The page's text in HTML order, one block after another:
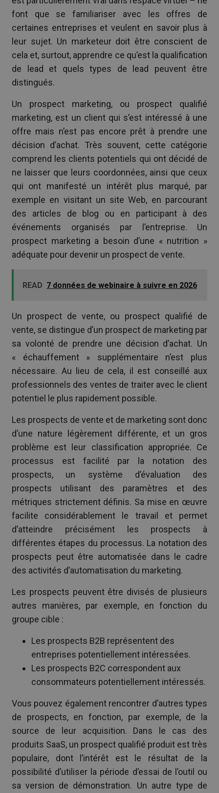
font que se familiariser avec les offres de
certaines entreprises et veulent en savoir plus à
leur sujet. Un marketeur doit être conscient de
cela et, surtout, apprendre ce qu’est la qualification
de lead et quels types de lead peuvent être
distingués.
Un prospect marketing, ou prospect qualifié
marketing, est un client qui s’est intéressé à une
offre mais n’est pas encore prêt à prendre une
décision d’achat. Très souvent, cette catégorie
comprend les clients potentiels qui ont décidé de
ne laisser que leurs coordonnées, ainsi que ceux
qui ont manifesté un intérêt plus marqué, par
exemple en visitant un site Web, en parcourant
des articles de blog ou en participant à des
événements organisés par l’entreprise. Un
prospect marketing a besoin d’une « nutrition »
adéquate pour devenir un prospect de vente.
READ 7 données de webinaire à suivre en 2026
Un prospect de vente, ou prospect qualifié de
vente, se distingue d’un prospect de marketing par
sa volonté de prendre une décision d’achat. Un
« échauffement » supplémentaire n’est plus
nécessaire. Au lieu de cela, il est conseillé aux
professionnels des ventes de traiter avec le client
potentiel le plus rapidement possible.
Les prospects de vente et de marketing sont donc
d’une nature légèrement différente, et un gros
problème est leur classification appropriée. Ce
processus est facilité par la notation des
prospects, un système d’évaluation des
prospects utilisant des paramètres et des
métriques strictement définis. Sa mise en œuvre
facilite considérablement le travail et permet
d’atteindre précisément les prospects à
différentes étapes du processus. La notation des
prospects peut être automatisée dans le cadre
des activités d’automatisation du marketing.
Les prospects peuvent être divisés de plusieurs
autres manières, par exemple, en fonction du
groupe cible :
Les prospects B2B représentent des
entreprises potentiellement intéressées.
Les prospects B2C correspondent aux
consommateurs potentiellement intéressés.
Vous pouvez également rencontrer d’autres types
de prospects, en fonction, par exemple, de la
source de leur acquisition. Dans le cas des
produits SaaS, un prospect qualifié produit est très
populaire, dont l’intérêt est le résultat de la
possibilité d’utiliser la période d’essai de l’outil ou
sa version de démonstration. Un autre type de